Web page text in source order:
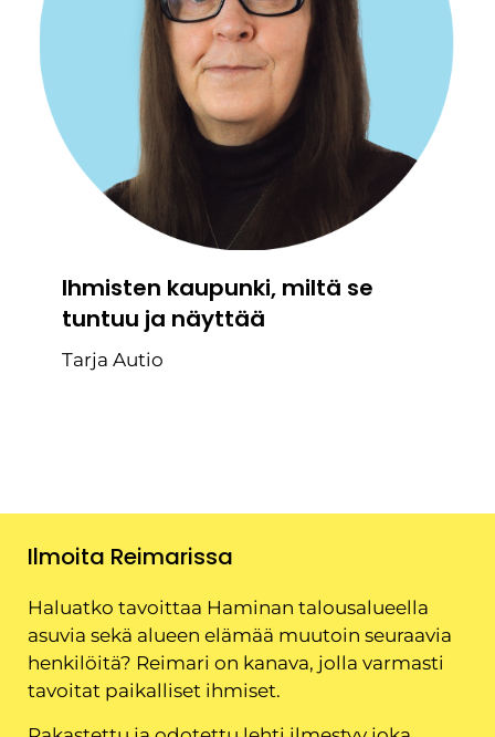
Ihmisten kaupunki, miltä se
tuntuu ja näyttää
Tarja Autio
Ilmoita Reimarissa
Haluatko tavoittaa Haminan talousalueella
asuvia sekä alueen elämää muutoin seuraavia
henkilöitä? Reimari on kanava, jolla varmasti
tavoitat paikalliset ihmiset.